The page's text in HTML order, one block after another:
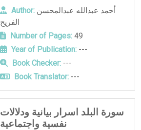
Author: أحمد عبدالله عبدالمحسن
الفريح
Number of Pages:49
Year of Publication:---
Book Checker:---
Book Translator:---
سورة البلد اسرار بيانية ودلالات
نفسية واجتماعية